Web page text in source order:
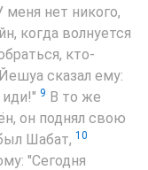
меня нет никого,
когда волнуется
кто-
Йешуа сказал ему:
9 В то же
он поднял свою
Шабат, 10
"Сегодня